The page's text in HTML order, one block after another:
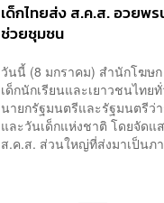
เด็กไทยส่ง ส.ค.ส. อวยพร
ช่วยชุมชน
วันนี้ (8 มกราคม) สำนักโฆษ
เด็กนักเรียนและเยาวชนไท
นายกรัฐมนตรีและรัฐมนตรีว่
และวันเด็กแห่งชาติ โดยจัด
ส.ค.ส. ส่วนใหญ่ที่ส่งมาเป็นภ